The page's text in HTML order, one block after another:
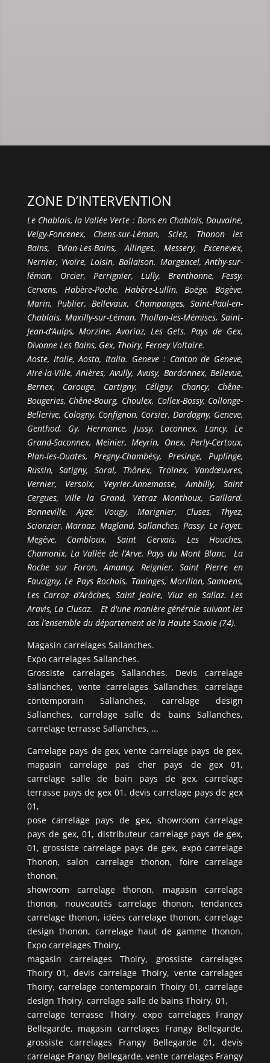
ZONE D’INTERVENTION
Le Chablais, la Vallée Verte : Bons en Chablais, Douvaine,
Veigy-Foncenex, Chens-sur-Léman, Sciez, Thonon les
Bains, Evian-Les-Bains, Allinges, Messery, Excenevex,
Nernier, Yvoire, Loisin, Ballaison. Margencel, Anthy-sur-
léman, Orcier, Perrignier, Lully, Brenthonne, Fessy,
Cervens, Habère-Poche, Habère-Lullin, Boëge, Bogève,
Marin, Publier, Bellevaux, Champanges, Saint-Paul-en-
Chablais, Maxilly-sur-Léman, Thollon-les-Mémises, Saint-
Jean-d’Aulps, Morzine, Avoriaz, Les Gets. Pays de Gex,
Divonne Les Bains, Gex, Thoiry, Ferney Voltaire.
Aoste, Italie, Aosta, Italia. Geneve : Canton de Geneve,
Aire-la-Ville, Anières, Avully, Avusy, Bardonnex, Bellevue,
Bernex, Carouge, Cartigny, Céligny, Chancy, Chêne-
Bougeries, Chêne-Bourg, Choulex, Collex-Bossy, Collonge-
Bellerive, Cologny, Confignon, Corsier, Dardagny, Geneve,
Genthod, Gy, Hermance, Jussy, Laconnex, Lancy, Le
Grand-Saconnex, Meinier, Meyrin, Onex, Perly-Certoux,
Plan-les-Ouates, Pregny-Chambésy, Presinge, Puplinge,
Russin, Satigny, Soral, Thônex, Troinex, Vandœuvres,
Vernier, Versoix, Veyrier.Annemasse, Ambilly, Saint
Cergues, Ville la Grand, Vetraz Monthoux, Gaillard.
Bonneville, Ayze, Vougy, Marignier, Cluses, Thyez,
Scionzier, Marnaz, Magland, Sallanches, Passy, Le Fayet.
Megève, Combloux, Saint Gervais, Les Houches,
Chamonix, La Vallée de l’Arve. Pays du Mont Blanc. La
Roche sur Foron, Amancy, Reignier, Saint Pierre en
Faucigny, Le Pays Rochois. Taninges, Morillon, Samoens,
Les Carroz d’Arâches, Saint Jeoire, Viuz en Sallaz. Les
Aravis, La Clusaz. Et d'une manière générale suivant les
cas l’ensemble du département de la Haute Savoie (74).
Magasin carrelages Sallanches.
Expo carrelages Sallanches.
Grossiste carrelages Sallanches. Devis carrelage
Sallanches, vente carrelages Sallanches, carrelage
contemporain Sallanches, carrelage design
Sallanches, carrelage salle de bains Sallanches,
carrelage terrasse Sallanches, ...
Carrelage pays de gex, vente carrelage pays de gex,
magasin carrelage pas cher pays de gex 01,
carrelage salle de bain pays de gex, carrelage
terrasse pays de gex 01, devis carrelage pays de gex
01,
pose carrelage pays de gex, showroom carrelage
pays de gex, 01, distributeur carrelage pays de gex,
01, grossiste carrelage pays de gex, expo carrelage
Thonon, salon carrelage thonon, foire carrelage
thonon,
showroom carrelage thonon, magasin carrelage
thonon, nouveautés carrelage thonon, tendances
carrelage thonon, idées carrelage thonon, carrelage
design thonon, carrelage haut de gamme thonon.
Expo carrelages Thoiry,
magasin carrelages Thoiry, grossiste carrelages
Thoiry 01, devis carrelage Thoiry, vente carrelages
Thoiry, carrelage contemporain Thoiry 01, carrelage
design Thoiry, carrelage salle de bains Thoiry, 01,
carrelage terrasse Thoiry, expo carrelages Frangy
Bellegarde, magasin carrelages Frangy Bellegarde,
grossiste carrelages Frangy Bellegarde 01, devis
carrelage Frangy Bellegarde, vente carrelages Frangy